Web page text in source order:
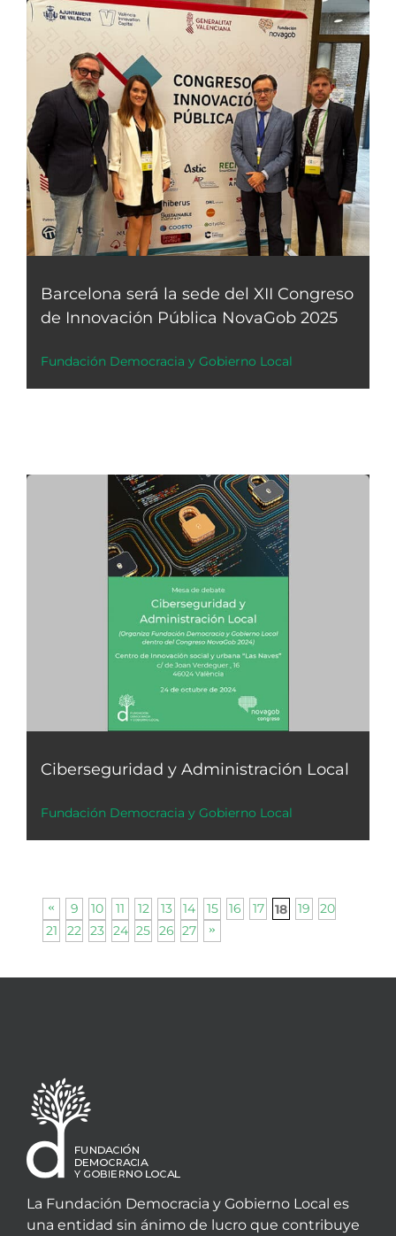
Barcelona será la sede del XII Congreso
de Innovación Pública NovaGob 2025
Fundación Democracia y Gobierno Local
Ciberseguridad y Administración Local
Fundación Democracia y Gobierno Local
9 10 11 12 13 14 15 16 17 18 19
20
21
22 23 24 25 26 27
La Fundación Democracia y Gobierno Local es
una entidad sin ánimo de lucro que contribuye